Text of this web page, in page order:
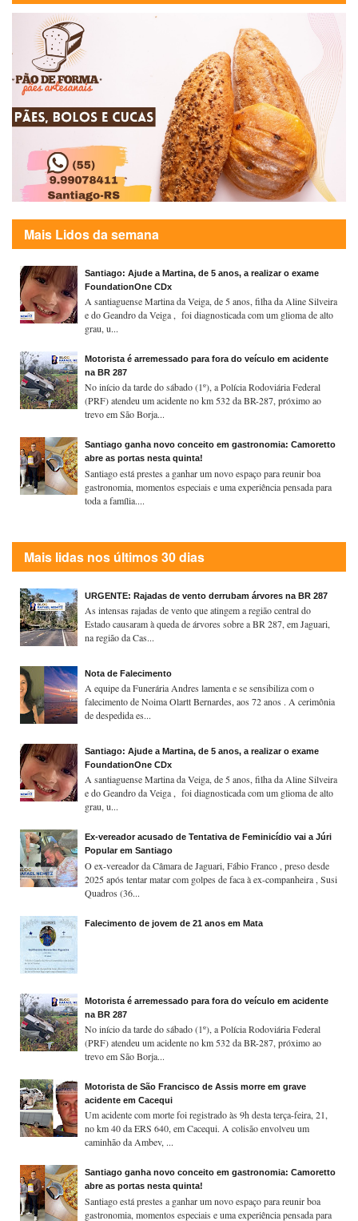
Mais Lidos da semana
Santiago: Ajude a Martina, de 5 anos, a realizar o exame
FoundationOne CDx
A santiaguense Martina da Veiga, de 5 anos, filha da Aline Silveira
e do Geandro da Veiga , foi diagnosticada com um glioma de alto
grau, u...
Motorista é arremessado para fora do veículo em acidente
na BR 287
No início da tarde do sábado (1º), a Polícia Rodoviária Federal
(PRF) atendeu um acidente no km 532 da BR-287, próximo ao
trevo em São Borja...
Santiago ganha novo conceito em gastronomia: Camoretto
abre as portas nesta quinta!
Santiago está prestes a ganhar um novo espaço para reunir boa
gastronomia, momentos especiais e uma experiência pensada para
toda a família....
Mais lidas nos últimos 30 dias
URGENTE: Rajadas de vento derrubam árvores na BR 287
As intensas rajadas de vento que atingem a região central do
Estado causaram à queda de árvores sobre a BR 287, em Jaguari,
na região da Cas...
Nota de Falecimento
A equipe da Funerária Andres lamenta e se sensibiliza com o
falecimento de Noima Olartt Bernardes, aos 72 anos . A cerimônia
de despedida es...
Santiago: Ajude a Martina, de 5 anos, a realizar o exame
FoundationOne CDx
A santiaguense Martina da Veiga, de 5 anos, filha da Aline Silveira
e do Geandro da Veiga , foi diagnosticada com um glioma de alto
grau, u...
Ex-vereador acusado de Tentativa de Feminicídio vai a Júri
Popular em Santiago
O ex-vereador da Câmara de Jaguari, Fábio Franco , preso desde
2025 após tentar matar com golpes de faca à ex-companheira , Susi
Quadros (36...
Falecimento de jovem de 21 anos em Mata
Motorista é arremessado para fora do veículo em acidente
na BR 287
No início da tarde do sábado (1º), a Polícia Rodoviária Federal
(PRF) atendeu um acidente no km 532 da BR-287, próximo ao
trevo em São Borja...
Motorista de São Francisco de Assis morre em grave
acidente em Cacequi
Um acidente com morte foi registrado às 9h desta terça-feira, 21,
no km 40 da ERS 640, em Cacequi. A colisão envolveu um
caminhão da Ambev, ...
Santiago ganha novo conceito em gastronomia: Camoretto
abre as portas nesta quinta!
Santiago está prestes a ganhar um novo espaço para reunir boa
gastronomia, momentos especiais e uma experiência pensada para